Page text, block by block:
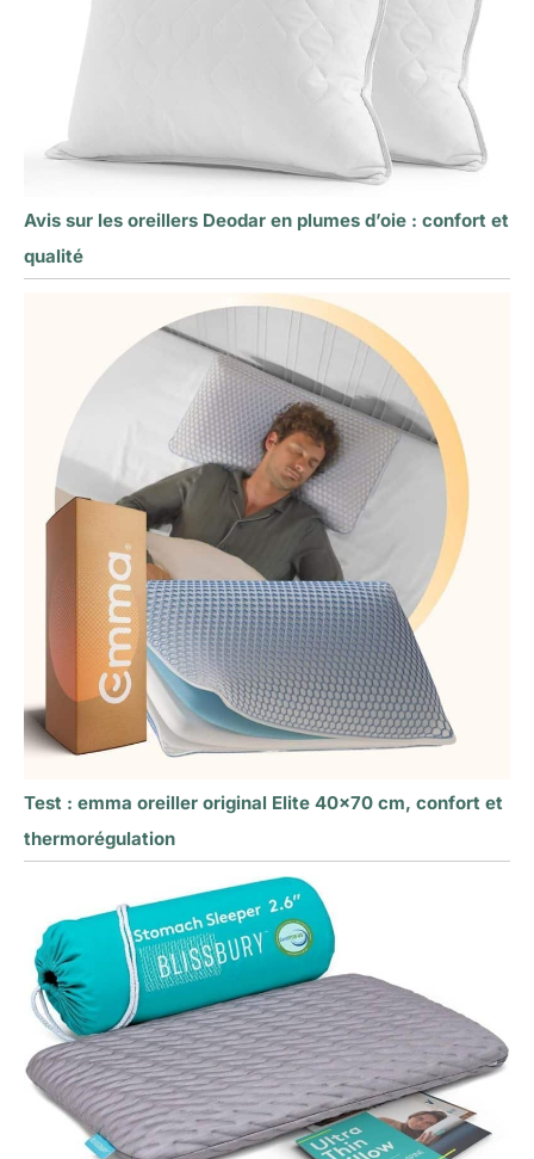
Avis sur les oreillers Deodar en plumes d’oie : confort et
qualité
Test : emma oreiller original Elite 40×70 cm, confort et
thermorégulation